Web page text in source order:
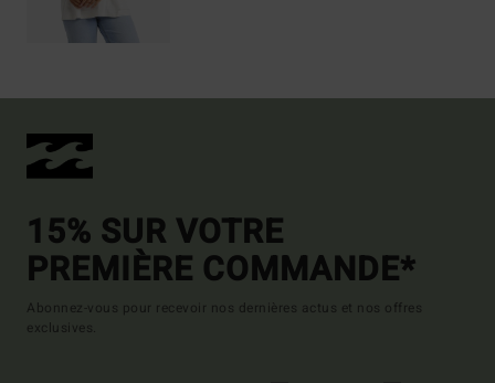
15% SUR VOTRE
PREMIÈRE COMMANDE*
Abonnez-vous pour recevoir nos dernières actus et nos offres
exclusives.